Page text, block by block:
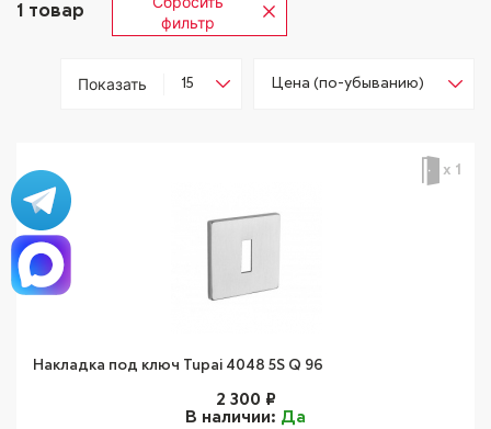
1 товар
фильтр
Показать
х 1
Накладка под ключ Tupai 4048 5S Q 96
2 300 ₽
В наличии: Да